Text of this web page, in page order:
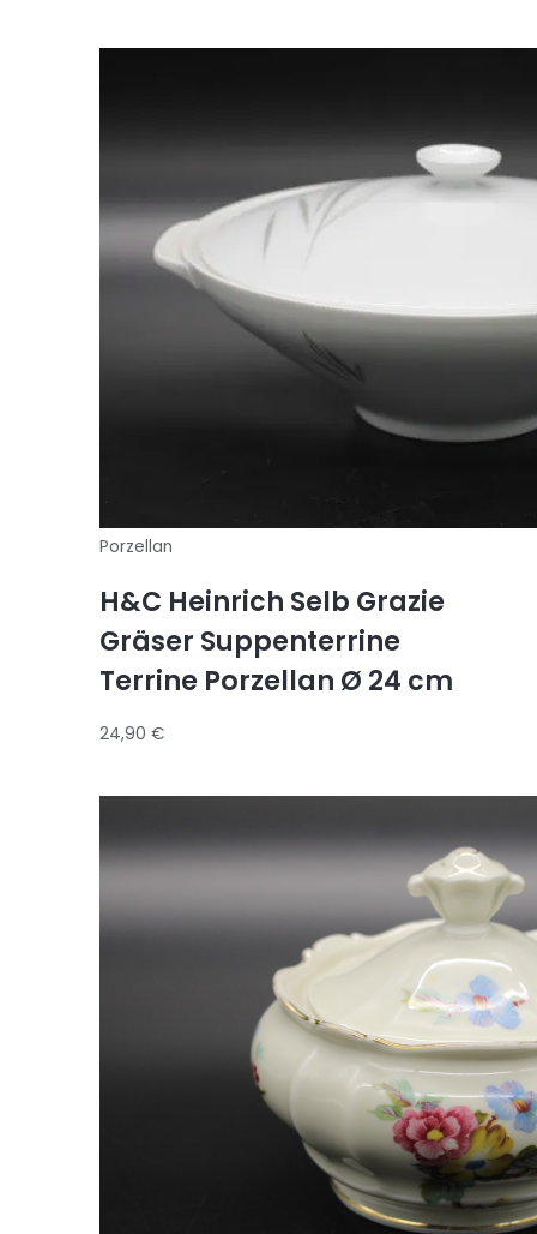
Porzellan
H&C Heinrich Selb Grazie
Gräser Suppenterrine
Terrine Porzellan Ø 24 cm
24,90 €